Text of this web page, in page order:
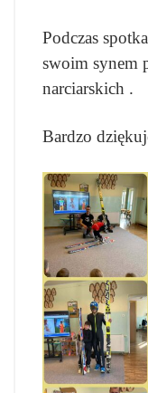
Podczas
swoim synem
narciarskich .
Bardzo